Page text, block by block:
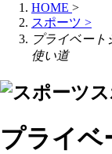
HOME >
スポーツ >
プライベート
使い道
プライベ